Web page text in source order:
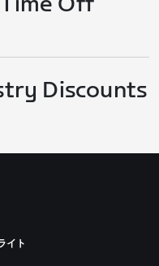
Discounts
イト